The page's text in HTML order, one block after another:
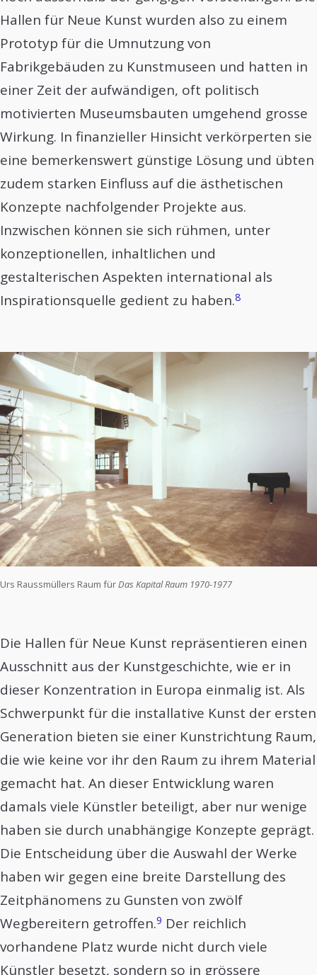
Hallen für Neue Kunst wurden also zu einem
Prototyp für die Umnutzung von
Fabrikgebäuden zu Kunstmuseen und hatten in
einer Zeit der aufwändigen, oft politisch
motivierten Museumsbauten umgehend grosse
Wirkung. In finanzieller Hinsicht verkörperten sie
eine bemerkenswert günstige Lösung und übten
zudem starken Einfluss auf die ästhetischen
Konzepte nachfolgender Projekte aus.
Inzwischen können sie sich rühmen, unter
konzeptionellen, inhaltlichen und
gestalterischen Aspekten international als
Inspirationsquelle gedient zu haben.8
Urs Raussmüllers Raum fürDas Kapital Raum 1970-1977
Die Hallen für Neue Kunst repräsentieren einen
Ausschnitt aus der Kunstgeschichte, wie er in
dieser Konzentration in Europa einmalig ist. Als
Schwerpunkt für die installative Kunst der ersten
Generation bieten sie einer Kunstrichtung Raum,
die wie keine vor ihr den Raum zu ihrem Material
gemacht hat. An dieser Entwicklung waren
damals viele Künstler beteiligt, aber nur wenige
haben sie durch unabhängige Konzepte geprägt.
Die Entscheidung über die Auswahl der Werke
haben wir gegen eine breite Darstellung des
Zeitphänomens zu Gunsten von zwölf
Wegbereitern getroffen.9 Der reichlich
vorhandene Platz wurde nicht durch viele
Künstler besetzt, sondern so in grössere